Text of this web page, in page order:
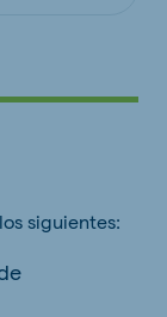
siguientes: